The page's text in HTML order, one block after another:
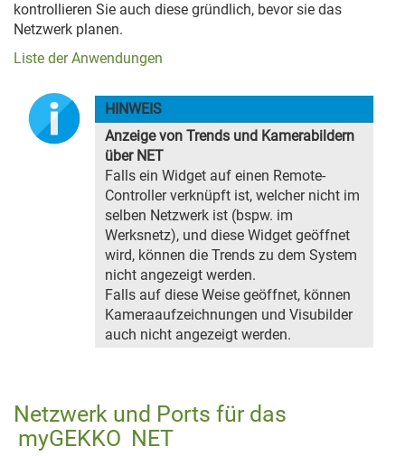
kontrollieren Sie auch diese gründlich, bevor sie das
Netzwerk planen.
Liste der Anwendungen
HINWEIS
Anzeige von Trends und Kamerabildern
über NET
Falls ein Widget auf einen Remote-
Controller verknüpft ist, welcher nicht im
selben Netzwerk ist (bspw. im
Werksnetz), und diese Widget geöffnet
wird, können die Trends zu dem System
nicht angezeigt werden.
Falls auf diese Weise geöffnet, können
Kameraaufzeichnungen und Visubilder
auch nicht angezeigt werden.
Netzwerk und Ports für das
myGEKKO NET